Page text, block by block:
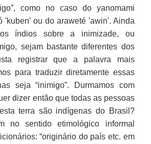
como no caso do yanomami
'kuben' ou do araweté 'awin'. Ainda
índios sobre a inimizade, ou
sejam bastante diferentes dos
registrar que a palavra mais
para traduzir diretamente essas
seja “inimigo”. Durmamos com
dizer então que todas as pessoas
terra são indígenas do Brasil?
no sentido etimológico informal
“originário do país etc. em